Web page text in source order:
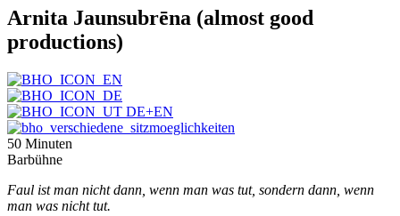
Arnita Jaunsubrēna (almost good
productions)
50 Minuten
Barbühne
Faul ist man nicht dann, wenn man was tut, sondern dann, wenn
man was nicht tut.